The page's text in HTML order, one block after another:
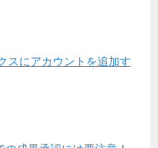
スにアカウントを追加す